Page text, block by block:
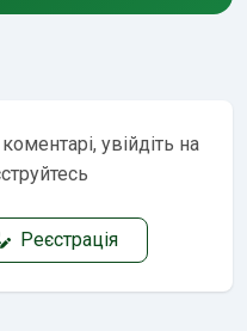
увійдіть на
Реєстрація